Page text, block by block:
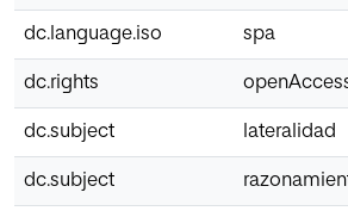
dc.language.iso spa
dc.rights
dc.subject lateralidad
dc.subject